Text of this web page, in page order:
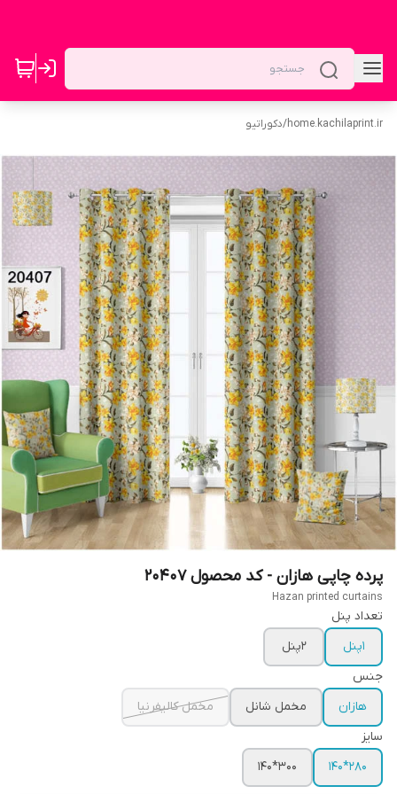
home.kachilaprint.ir
/دکوراتیو
پرده چاپی هازان - کد محصول 20407
Hazan printed curtains
تعداد پنل
1پنل
2پنل
جنس
هازان
مخمل شانل
مخمل کالیفرنیا
سایز
280*140
300*140